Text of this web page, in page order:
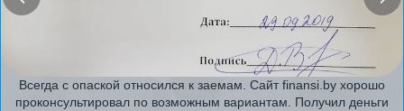
Всегда с опаской относился к заемам. Сайт finansi.by хорошо
проконсультировал по возможным вариантам. Получил деньги